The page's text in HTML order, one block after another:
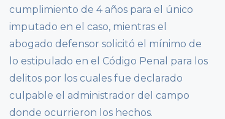
cumplimiento de 4 años para el único
imputado en el caso, mientras el
abogado defensor solicitó el mínimo de
lo estipulado en el Código Penal para los
delitos por los cuales fue declarado
culpable el administrador del campo
donde ocurrieron los hechos.